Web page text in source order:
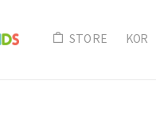
STORE KOR